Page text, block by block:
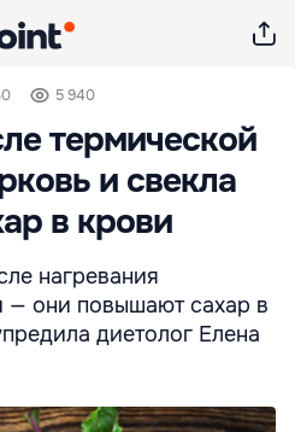
5 940
термической
и свекла
в крови
нагревания
— они повышают сахар в
диетолог Елена